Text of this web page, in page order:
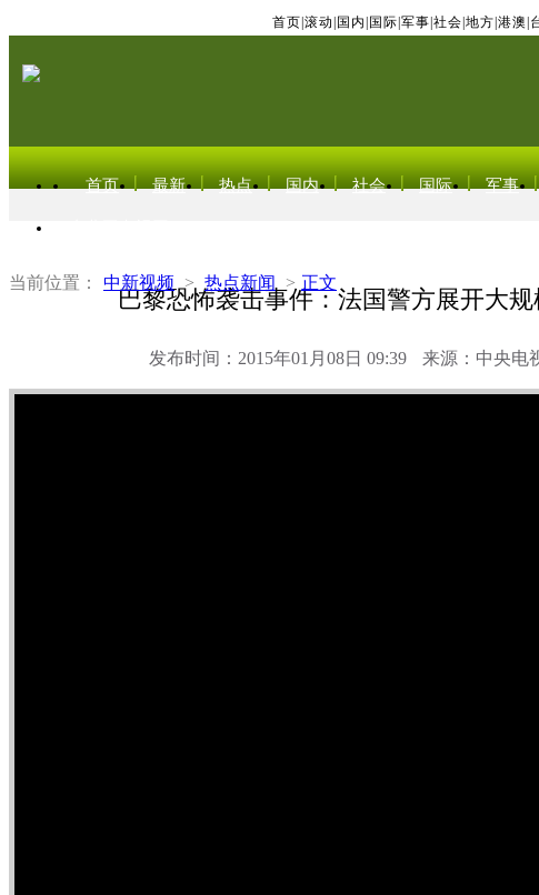
首页 滚动 国内 国际 军事 社会 地方 港澳
首页 最新 热点 国内 社会 国际 军事
当前位置： 中新视频 > 热点新闻 > 正文
巴黎恐怖袭击事件：法国警方展开大规
发布时间：2015年01月08日 09:39 来源：中央电